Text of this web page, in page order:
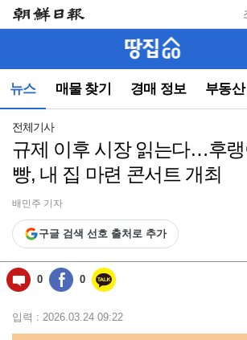
뉴
(컨
동)
뉴스 매물 찾기 경매 정보 부동
전체기사
규제 이후 시장 읽는다…후랭
빵, 내 집 마련 콘서트 개최
배민주 기자
구글 검색 선호 출처로 추가
0 0
입력 : 2026.03.24 09:22